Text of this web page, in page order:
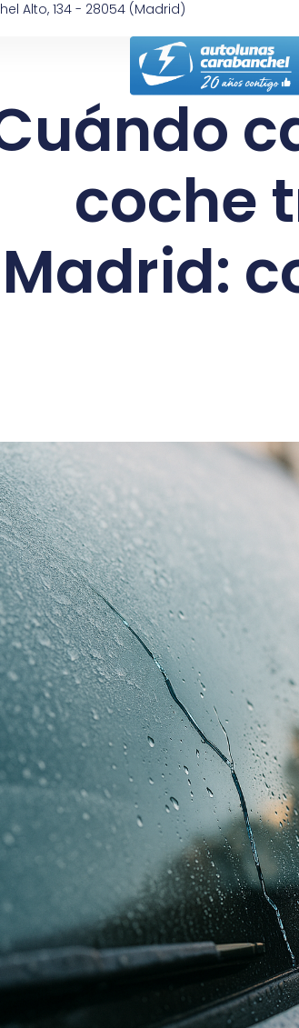
Alto, 134 - 28054 (Madrid)
coche
Madrid: